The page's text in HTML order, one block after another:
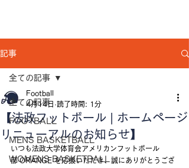
記事
全ての記事
FOOTBALL
MENS BASKETBALL
WOMENS BASKETBALL
全ての記事
【法政フットボール | ホームページ
リニューアルのお知らせ】
Football
4月14日 読了時間: 1分
いつも法政大学体育会アメリカンフットボール
部 ORANGE を応援いただき、誠にありがとうござ